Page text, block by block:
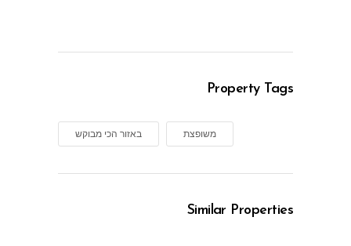
Property Tags
באזור הכי מבוקש משופצת
Similar Properties